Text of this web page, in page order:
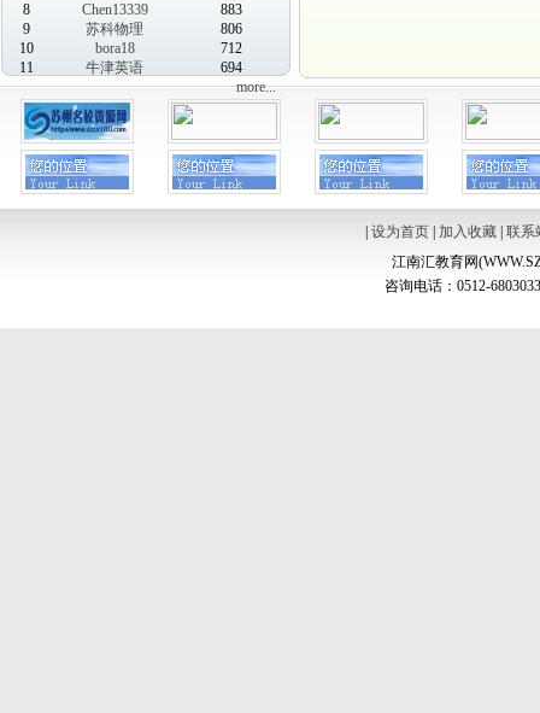
8
Chen13339
883
9
苏科物理
806
10
bora18
712
11
牛津英语
694
more...
设为首页| 加入收藏| 联系
江南汇教育网
咨询电话：0512-